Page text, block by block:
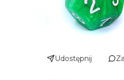
Udostępnij